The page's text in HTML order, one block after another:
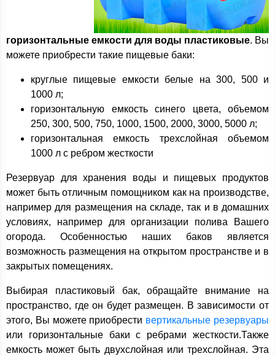
горизонтальные емкости для воды пластиковые. Вы
можете приобрести такие пищевые баки:
круглые пищевые емкости белые на 300, 500 и
1000 л;
горизонтальную емкость синего цвета, объемом
250, 300, 500, 750, 1000, 1500, 2000, 3000, 5000 л;
горизонтальная емкость трехслойная объемом
1000 л с ребром жесткости
Резервуар для хранения воды и пищевых продуктов
может быть отличным помощником как на производстве,
например для размещения на складе, так и в домашних
условиях, например для организации полива Вашего
огорода. Особенностью наших баков является
возможность размещения на открытом пространстве и в
закрытых помещениях.
Выбирая пластиковый бак, обращайте внимание на
пространство, где он будет размещен. В зависимости от
этого, Вы можете приобрести вертикальные резервуары
или горизонтальные баки с ребрами жесткости.Также
емкость может быть двухслойная или трехслойная. Эта